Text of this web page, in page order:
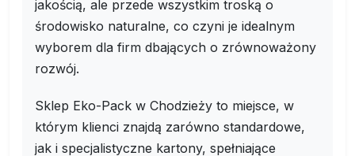
jakością, ale przede wszystkim troską o
środowisko naturalne, co czyni je idealnym
wyborem dla firm dbających o zrównoważony
rozwój.
Sklep Eko-Pack w Chodzieży to miejsce, w
którym klienci znajdą zarówno standardowe,
jak i specjalistyczne kartony, spełniające